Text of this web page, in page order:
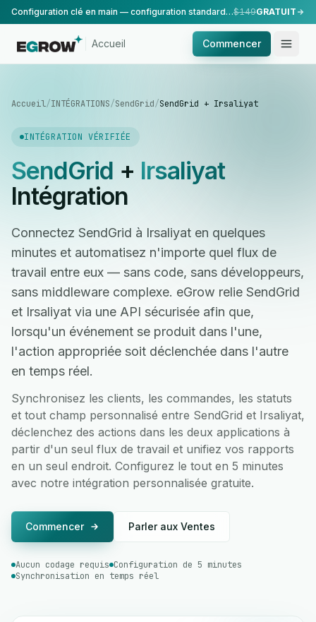
Configuration clé en main — configuration standard, réalisée par notre équipe.$149GRATUIT
Accueil Commencer
Accueil/INTÉGRATIONS/SendGrid/SendGrid + Irsaliyat
INTÉGRATION VÉRIFIÉE
SendGrid + Irsaliyat
Intégration
Connectez SendGrid à Irsaliyat en quelques
minutes et automatisez n'importe quel flux de
travail entre eux — sans code, sans développeurs,
sans middleware complexe. eGrow relie SendGrid
et Irsaliyat via une API sécurisée afin que,
lorsqu'un événement se produit dans l'une,
l'action appropriée soit déclenchée dans l'autre
en temps réel.
Synchronisez les clients, les commandes, les statuts
et tout champ personnalisé entre SendGrid et Irsaliyat,
déclenchez des actions dans les deux applications à
partir d'un seul flux de travail et unifiez vos rapports
en un seul endroit. Configurez le tout en 5 minutes
avec notre intégration personnalisée gratuite.
Commencer Parler aux Ventes
Aucun codage requis Configuration de 5 minutes
Synchronisation en temps réel